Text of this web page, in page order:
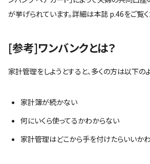
が挙げられています。詳細は本誌 p.46をご覧く
[参考]ワンバンクとは？
家計管理をしようとすると、多くの方は以下の
家計簿が続かない
何にいくら使ってるかわからない
家計管理はどこから手を付けたらいいか